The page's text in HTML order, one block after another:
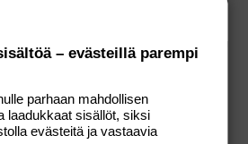
helmikuun puolivälissä. Itse
Lielahdessa. Mulle saa kaikki
ollaan tytön kanssa
Osoitteeni on
– evästeillä parempi
parhaan mahdollisen
laadukkaat sisällöt, siksi
evästeitä ja vastaavia